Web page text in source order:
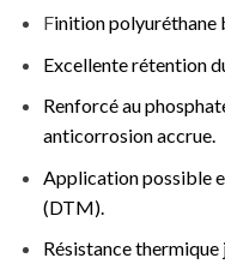
Finition polyuréthane
Excellente rétention
Renforcé au
anticorrosion accrue.
Application possible
(DTM).
Résistance thermique